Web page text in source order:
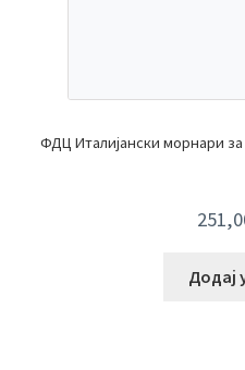
ФДЦ Италијански морнари за
Додај